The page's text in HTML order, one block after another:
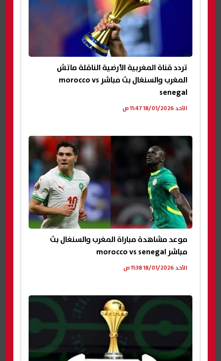
تردد قناة المغربية الأرضية الناقلة ماتش
المغرب والسنغال بث مباشر morocco vs
senegal
الأحد 18/01/2026 11:47 ص
موعد مشاهدة مباراة المغرب والسنغال بث
مباشر morocco vs senegal
الأحد 18/01/2026 11:38 ص